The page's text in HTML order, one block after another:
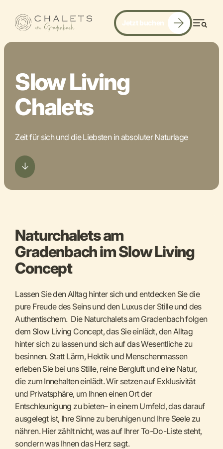
Jetzt buchen
Slow Living
Chalets
Zeit für sich und die Liebsten in absoluter Naturlage
Naturchalets am
Gradenbach im Slow Living
Concept
Lassen Sie den Alltag hinter sich und entdecken Sie die
pure Freude des Seins und den Luxus der Stille und des
Authentischem. Die Naturchalets am Gradenbach folgen
dem Slow Living Concept, das Sie einlädt, den Alltag
hinter sich zu lassen und sich auf das Wesentliche zu
besinnen. Statt Lärm, Hektik und Menschenmassen
erleben Sie bei uns Stille, reine Bergluft und eine Natur,
die zum Innehalten einlädt. Wir setzen auf Exklusivität
und Privatsphäre, um Ihnen einen Ort der
Entschleunigung zu bieten– in einem Umfeld, das darauf
ausgelegt ist, Ihre Sinne zu beruhigen und Ihre Seele zu
nähren. Hier zählt nicht, was auf Ihrer To-Do-Liste steht,
sondern was Ihnen das Herz sagt.